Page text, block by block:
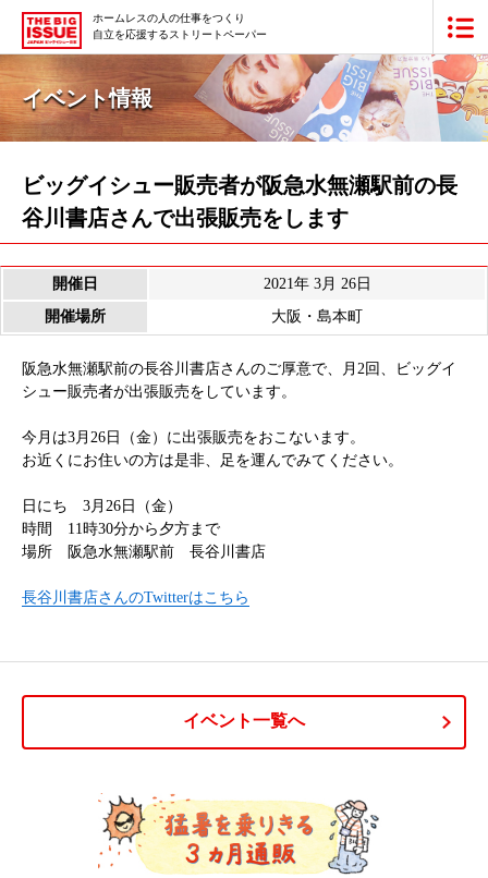
ホームレスの人の仕事をつくり
自立を応援するストリートペーパー
ビッグイシュー日本版とは
買いたい
販売したい
最新号・バックナンバー
あなたにできること
ビッグイシューの本・商品
団体情報 広告掲載
寄付・応援する
イベント情報
ビッグイシュー販売者が阪急水無瀬駅前の長
谷川書店さんで出張販売をします
開催日
2021年 3月 26日
開催場所
大阪・島本町
阪急水無瀬駅前の長谷川書店さんのご厚意で、月2回、ビッグイ
シュー販売者が出張販売をしています。
今月は3月26日（金）に出張販売をおこないます。
お近くにお住いの方は是非、足を運んでみてください。
日にち 3月26日（金）
時間 11時30分から夕方まで
場所 阪急水無瀬駅前 長谷川書店
長谷川書店さんのTwitterはこちら
イベント一覧へ